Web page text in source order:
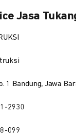
Jasa
1 Bandung, Jawa
2930
099